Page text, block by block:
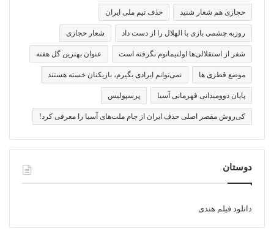
حجازی هم شعار شنید حذف تیم ملی ایران
روزبه چشمی بازی با الهلال را از دست داد شعار حجازی
شفر از استقلالی‌ها اولتیماتوم نگرفته است عنوان بهترین گل هفته
موضع قطری ها نمی‌توانم ایرادی بگیرم، بازیکنان خسته هستند
پایان دوومیدانی قهرمانی آسیا پرسپولیس
کی‌روش مقصر اصلی حذف ایران از جام ملت‌های آسیا را معرفی کرد!
دوستان
دانلود فیلم هندی